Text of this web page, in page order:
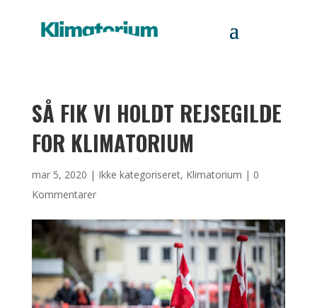
SÅ FIK VI HOLDT REJSEGILDE
FOR KLIMATORIUM
mar 5, 2020 | Ikke kategoriseret, Klimatorium | 0
Kommentarer